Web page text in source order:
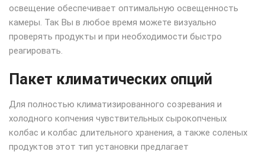
освещение обеспечивает оптимальную освещенность
камеры. Так Вы в любое время можете визуально
проверять продукты и при необходимости быстро
реагировать.
Пакет климатических опций
Для полностью климатизированного созревания и
холодного копчения чувствительных сырокопченых
колбас и колбас длительного хранения, а также соленых
продуктов этот тип установки предлагает